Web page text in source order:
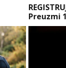
Preuzmi